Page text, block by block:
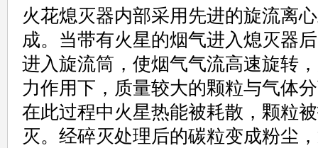
火花熄灭器内部采用先进的旋流离
成。当带有火星的烟气进入熄灭器
进入旋流筒，使烟气气流高速旋转
力作用下，质量较大的颗粒与气体
在此过程中火星热能被耗散，颗粒
灭。经碎灭处理后的碳粒变成粉尘